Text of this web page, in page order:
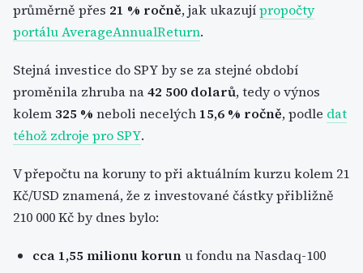
průměrně přes 21 % ročně, jak ukazujípropočty
portálu AverageAnnualReturn.
Stejná investice do SPY by se za stejné období
proměnila zhruba na42 500 dolarů, tedy o výnos
kolem325 % neboli necelých 15,6 % ročně, podle dat
téhož zdroje pro SPY.
V přepočtu na koruny to při aktuálním kurzu kolem 21
Kč/USD znamená, že z investované částky přibližně
210 000 Kč by dnes bylo:
cca 1,55 milionu korunu fondu na Nasdaq-100